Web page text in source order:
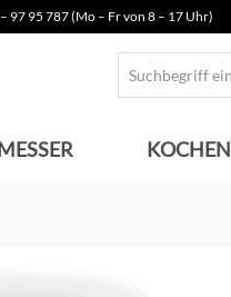
97 95 787 (Mo – Fr von 8 – 17 Uhr)
KOCHEN